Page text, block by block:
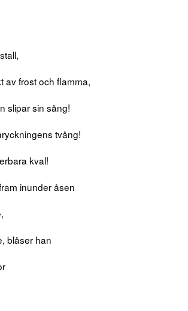
av frost och flamma,
slipar sin sång!
tvång!
kval!
inunder åsen
blåser han